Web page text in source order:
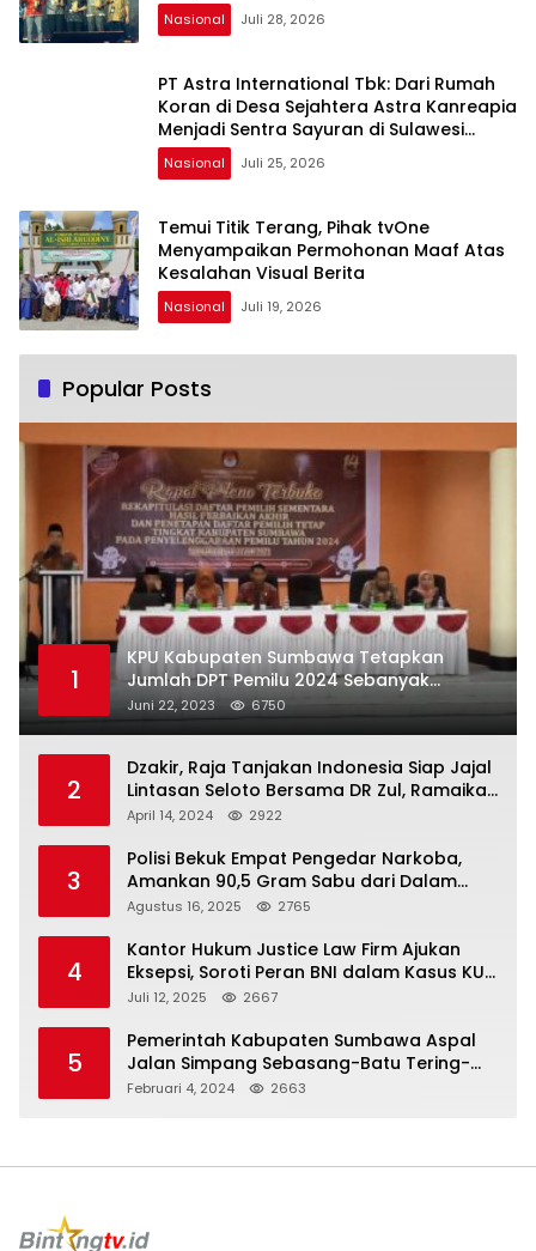
Nasional Juli 28, 2026
PT Astra International Tbk: Dari Rumah
Koran di Desa Sejahtera Astra Kanreapia
Menjadi Sentra Sayuran di Sulawesi
Selatan
Nasional Juli 25, 2026
Temui Titik Terang, Pihak tvOne
Menyampaikan Permohonan Maaf Atas
Kesalahan Visual Berita
Nasional Juli 19, 2026
Popular Posts
1
KPU Kabupaten Sumbawa Tetapkan
Jumlah DPT Pemilu 2024 Sebanyak
367.987 Pemilih
Juni 22, 2023 6750
2
Dzakir, Raja Tanjakan Indonesia Siap Jajal
Lintasan Seloto Bersama DR Zul, Ramaikan
Trabas JAS #2 KSB
April 14, 2024 2922
3
Polisi Bekuk Empat Pengedar Narkoba,
Amankan 90,5 Gram Sabu dari Dalam
Mobil
Agustus 16, 2025 2765
4
Kantor Hukum Justice Law Firm Ajukan
Eksepsi, Soroti Peran BNI dalam Kasus KUR
Bawang Merah KCP Woha
Juli 12, 2025 2667
5
Pemerintah Kabupaten Sumbawa Aspal
Jalan Simpang Sebasang-Batu Tering-
Lito
Februari 4, 2024 2663